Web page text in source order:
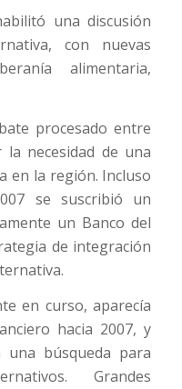
una discusión
con nuevas
alimentaria,
procesado entre
necesidad de una
en la región. Incluso
se suscribió un
un Banco del
de integración
en curso, aparecía
hacia 2007, y
una búsqueda para
Grandes